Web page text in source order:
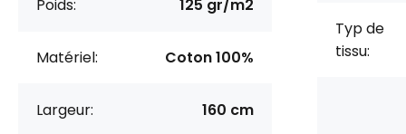
Poids: 125 gr/m2
Matériel: Coton 100%
Largeur: 160 cm
Typ de
tissu: